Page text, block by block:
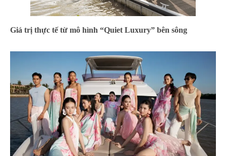
Giá trị thực tế từ mô hình “Quiet Luxury” bên sông